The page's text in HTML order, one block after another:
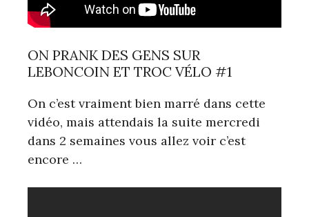
ON PRANK DES GENS SUR
LEBONCOIN ET TROC VÉLO #1
On c’est vraiment bien marré dans cette
vidéo, mais attendais la suite mercredi
dans 2 semaines vous allez voir c’est
encore …